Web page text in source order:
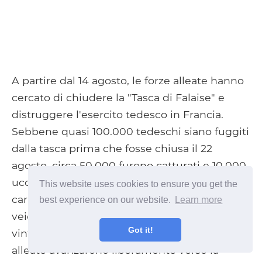
This website uses cookies to ensure you get the
best experience on our website.
Learn more
Got it!
A partire dal 14 agosto, le forze alleate hanno
cercato di chiudere la "Tasca di Falaise" e
distruggere l'esercito tedesco in Francia.
Sebbene quasi 100.000 tedeschi siano fuggiti
dalla tasca prima che fosse chiusa il 22
agosto, circa 50.000 furono catturati e 10.000
uccisi. Inoltre, furono catturati o distrutti 344
carri armati e veicoli corazzati, 2.447 camion /
veicoli e 252 pezzi di artiglieria. Dopo aver
vinto la Battaglia di Normandia, le forze
alleate avanzarono liberamente verso la